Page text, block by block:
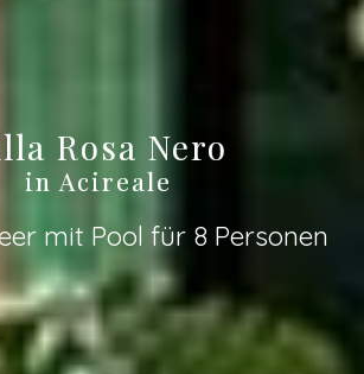
Rosa Nero
in Acireale
mit Pool für 8 Personen